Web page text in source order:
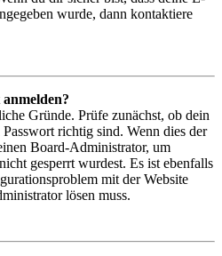
wurde, dann kontaktiere
Gründe. Prüfe zunächst, ob dein
richtig sind. Wenn dies der
Board-Administrator, um
gesperrt wurdest. Es ist ebenfalls
mit der Website
lösen muss.